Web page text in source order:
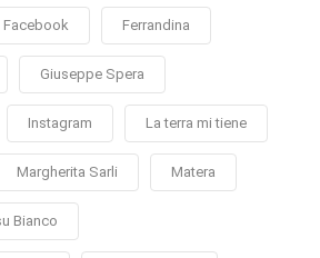
Facebook Ferrandina
Giuseppe Spera
Instagram La terra mi tiene
Margherita Sarli Matera
Bianco